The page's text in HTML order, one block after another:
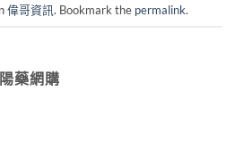
偉哥資訊. Bookmark the permalink.
藥網購